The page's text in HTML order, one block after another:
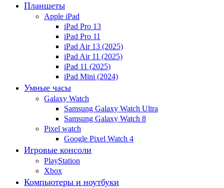
Планшеты
Apple iPad
iPad Pro 13
iPad Pro 11
iPad Air 13 (2025)
iPad Air 11 (2025)
iPad 11 (2025)
iPad Mini (2024)
Умные часы
Galaxy Watch
Samsung Galaxy Watch Ultra
Samsung Galaxy Watch 8
Pixel watch
Google Pixel Watch 4
Игровые консоли
PlayStation
Xbox
Компьютеры и ноутбуки